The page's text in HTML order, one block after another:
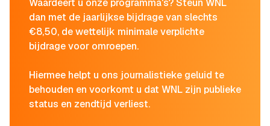
Waardeert u onze programma's? Steun WNL
dan met de jaarlijkse bijdrage van slechts
€8,50, de wettelijk minimale verplichte
bijdrage voor omroepen.
Hiermee helpt u ons journalistieke geluid te
behouden en voorkomt u dat WNL zijn publieke
status en zendtijd verliest.